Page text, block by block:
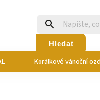
Hledat
Korálkové vánoční